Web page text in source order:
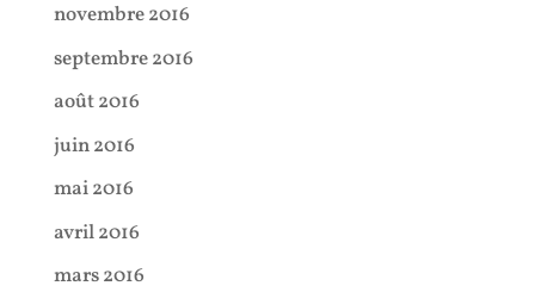
novembre 2016
septembre 2016
août 2016
juin 2016
mai 2016
avril 2016
mars 2016